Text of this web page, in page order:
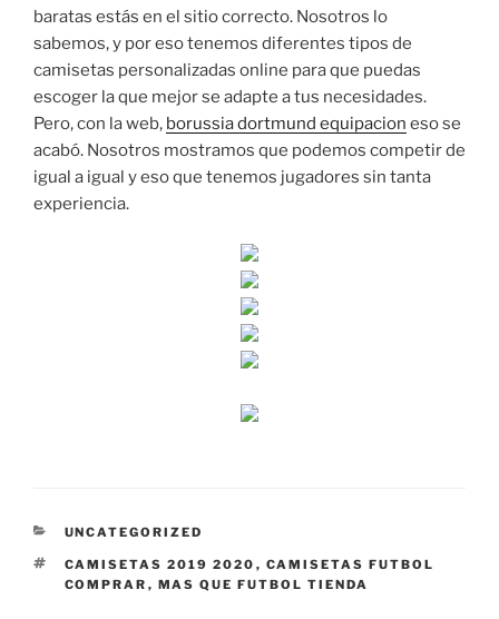
baratas estás en el sitio correcto. Nosotros lo
sabemos, y por eso tenemos diferentes tipos de
camisetas personalizadas online para que puedas
escoger la que mejor se adapte a tus necesidades.
Pero, con la web, borussia dortmund equipacion eso se
acabó. Nosotros mostramos que podemos competir de
igual a igual y eso que tenemos jugadores sin tanta
experiencia.
CATEGORÍAS
UNCATEGORIZED
ETIQUETAS
CAMISETAS 2019 2020 , CAMISETAS FUTBOL
COMPRAR , MAS QUE FUTBOL TIENDA